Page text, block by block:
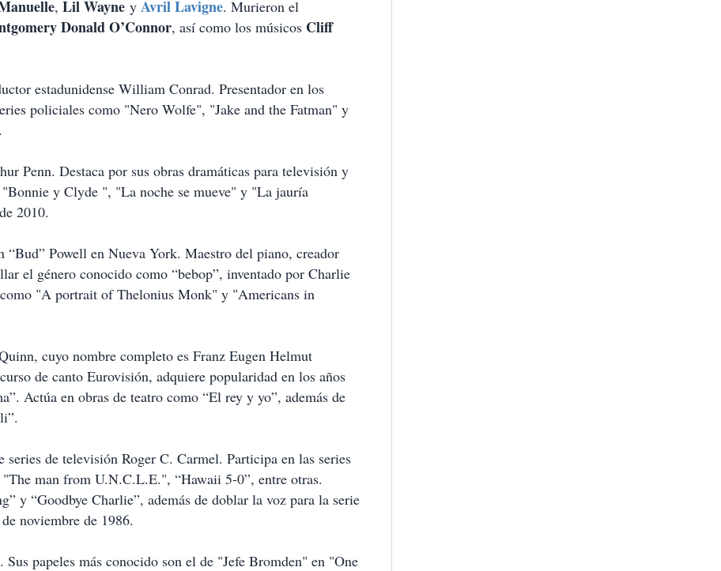
, Lil Wayne y Avril Lavigne. Murieron el
Donald O’Connor, así como los músicos Cliff
estadunidense William Conrad. Presentador en los
policiales como "Nero Wolfe", "Jake and the Fatman" y
Penn. Destaca por sus obras dramáticas para televisión y
y Clyde ", "La noche se mueve" y "La jauría
2010.
Powell en Nueva York. Maestro del piano, creador
el género conocido como “bebop”, inventado por Charlie
"A portrait of Thelonius Monk" y "Americans in
cuyo nombre completo es Franz Eugen Helmut
de canto Eurovisión, adquiere popularidad en los años
Actúa en obras de teatro como “El rey y yo”, además de
de televisión Roger C. Carmel. Participa en las series
man from U.N.C.L.E.", “Hawaii 5-0”, entre otras.
y “Goodbye Charlie”, además de doblar la voz para la serie
noviembre de 1986.
papeles más conocido son el de "Jefe Bromden" en "One